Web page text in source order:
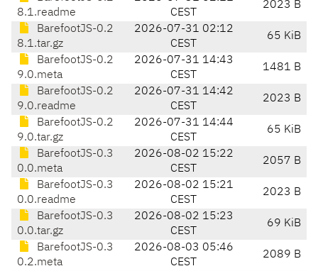
8.1.readme
CEST
2023 B
BarefootJS-0.2
8.1.tar.gz
2026-07-31 02:12
CEST
65 KiB
BarefootJS-0.2
9.0.meta
2026-07-31 14:43
CEST
1481 B
BarefootJS-0.2
9.0.readme
2026-07-31 14:42
CEST
2023 B
BarefootJS-0.2
9.0.tar.gz
2026-07-31 14:44
CEST
65 KiB
BarefootJS-0.3
0.0.meta
2026-08-02 15:22
CEST
2057 B
BarefootJS-0.3
0.0.readme
2026-08-02 15:21
CEST
2023 B
BarefootJS-0.3
0.0.tar.gz
2026-08-02 15:23
CEST
69 KiB
BarefootJS-0.3
0.2.meta
2026-08-03 05:46
CEST
2089 B